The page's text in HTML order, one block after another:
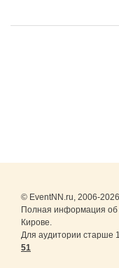
© EventNN.ru, 2006-2026
Полная информация об
Кирове.
Для аудитории старше
51